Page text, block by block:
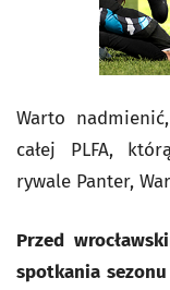
Warto
całej PLFA,
rywale Panter,
Przed
spotkania